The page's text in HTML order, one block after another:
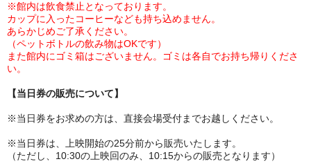
※館内は飲食禁止となっております。
カップに入ったコーヒーなども持ち込めません。
あらかじめご了承ください。
（ペットボトルの飲み物はOKです）
また館内にゴミ箱はございません。ゴミは各自でお持ち帰りくださ
い。
【当日券の販売について】
※当日券をお求めの方は、直接会場受付までお越しください。
※当日券は、上映開始の25分前から販売いたします。
（ただし、10:30の上映回のみ、10:15からの販売となります）